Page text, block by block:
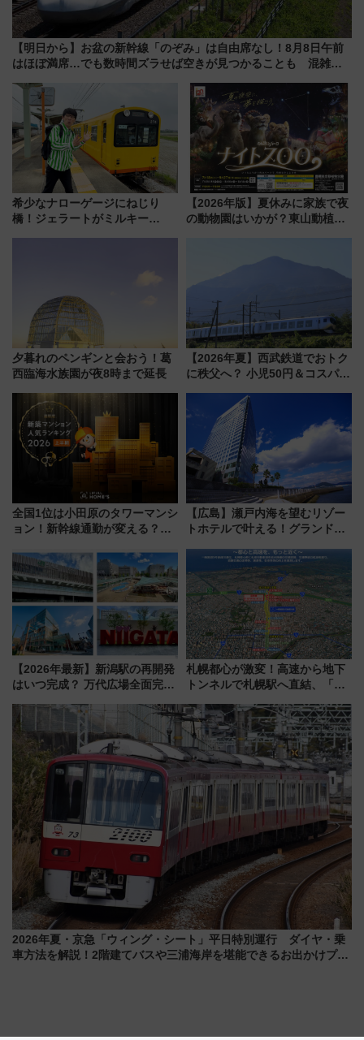
【明日から】お盆の新幹線「のぞみ」は自由席なし！8月8日午前
はほぼ満席…でも数時間ズラせば空きが見つかることも 混雑避
希少なナローゲージにねじり
橋！ジェラートがミルキー
【2026年版】夏休みに家族で夜
の動物園はいかが？東山動植物
夕暮れのペンギンと会おう！葛
西臨海水族園が夜8時まで延長
【2026年夏】西武鉄道でおトク
に秩父へ？ 小児50円＆コスパ最
族旅行！ 深夜の正丸トンネル探
検や特急ラビューも
全国1位は小田原のタワーマンシ
ョン！新幹線通勤が変える？
【新築マンション人気ランキン
グ】
【広島】瀬戸内海を望むリゾー
トホテルで叶える！グランドプ
ディング＆カジュアルパーティ
ープラン
【2026年最新】新潟駅の再開発
はいつ完成？ 万代広場全面完成
開発、バスタ新潟構想まで徹底
解説！
札幌都心が激変！高速から地下
トンネルで札幌駅へ直結、「創
から本格着工、延長4.8km整備
事業の全貌
2026年夏・京急「ウィング・シート」平日特別運行 ダイヤ・乗
車方法を解説！2階建てバスや三浦海岸を堪能できるお出かけプラ